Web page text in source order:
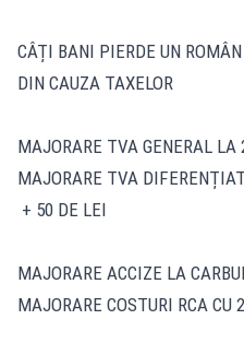
CÂȚI BANI PIERDE UN
DIN CAUZA TAXELOR
MAJORARE TVA GENERAL LA
MAJORARE TVA
+ 50 DE LEI
MAJORARE ACCIZE LA
MAJORARE COSTURI RCA CU